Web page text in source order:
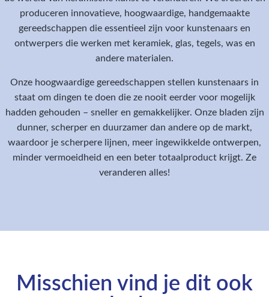
produceren innovatieve, hoogwaardige, handgemaakte
gereedschappen die essentieel zijn voor kunstenaars en
ontwerpers die werken met keramiek, glas, tegels, was en
andere materialen.
Onze hoogwaardige gereedschappen stellen kunstenaars in
staat om dingen te doen die ze nooit eerder voor mogelijk
hadden gehouden – sneller en gemakkelijker. Onze bladen zijn
dunner, scherper en duurzamer dan andere op de markt,
waardoor je scherpere lijnen, meer ingewikkelde ontwerpen,
minder vermoeidheid en een beter totaalproduct krijgt. Ze
veranderen alles!
Misschien vind je dit ook